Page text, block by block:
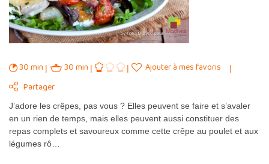
30 min 30 min
Ajouter à mes favoris
Partager
J’adore les crêpes, pas vous ? Elles peuvent se faire et s’avaler
en un rien de temps, mais elles peuvent aussi constituer des
repas complets et savoureux comme cette crêpe au poulet et aux
légumes rô…